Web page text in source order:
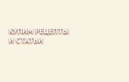
КУПИМ РЕЦЕПТЫ
И СТАТЬИ